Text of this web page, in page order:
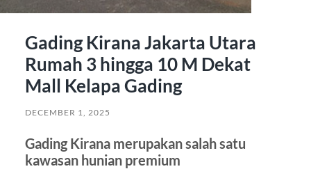
Gading Kirana Jakarta Utara
Rumah 3 hingga 10 M Dekat
Mall Kelapa Gading
DECEMBER 1, 2025
Gading Kirana merupakan salah satu
kawasan hunian premium